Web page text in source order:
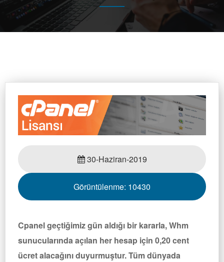
30-Haziran-2019
Görüntülenme: 10430
Cpanel geçtiğimiz gün aldığı bir kararla, Whm
sunucularında açılan her hesap için 0,20 cent
ücret alacağını duyurmuştur. Tüm dünyada